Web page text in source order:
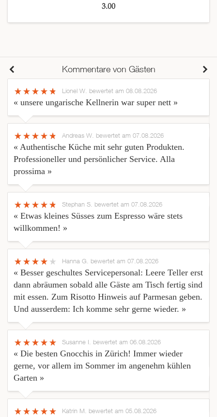
3.00
Kommentare von Gästen
Lionel W. bewertet am 08.08.2026
« unsere ungarische Kellnerin war super nett »
Andreas W. bewertet am 07.08.2026
« Authentische Küche mit sehr guten Produkten.
Professioneller und persönlicher Service. Alla
prossima »
Stephan S. bewertet am 07.08.2026
« Etwas kleines Süsses zum Espresso wäre stets
willkommen! »
Hanna G. bewertet am 07.08.2026
« Besser geschultes Servicepersonal: Leere Teller erst
dann abräumen sobald alle Gäste am Tisch fertig sind
mit essen. Zum Risotto Hinweis auf Parmesan geben.
Und ausserdem: Ich komme sehr gerne wieder. »
Susanne I. bewertet am 06.08.2026
« Die besten Gnocchis in Zürich! Immer wieder
gerne, vor allem im Sommer im angenehm kühlen
Garten »
Katrin M. bewertet am 05.08.2026